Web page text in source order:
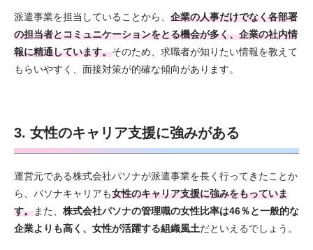
派遣事業を担当していることから、 企業の人事だけでなく各部署
の担当者とコミュニケーションをとる機会が多く、企業の社内情
報に精通しています。そのため、求職者が知りたい情報を教えて
もらいやすく、面接対策が的確な傾向があります。
3. 女性のキャリア支援に強みがある
運営元である株式会社パソナが派遣事業を長く行ってきたことか
ら、パソナキャリアも女性のキャリア支援に強みをもっていま
す。また、 株式会社パソナの管理職の女性比率は46％と一般的な
企業よりも高く、女性が活躍する組織風土だといえるでしょう。